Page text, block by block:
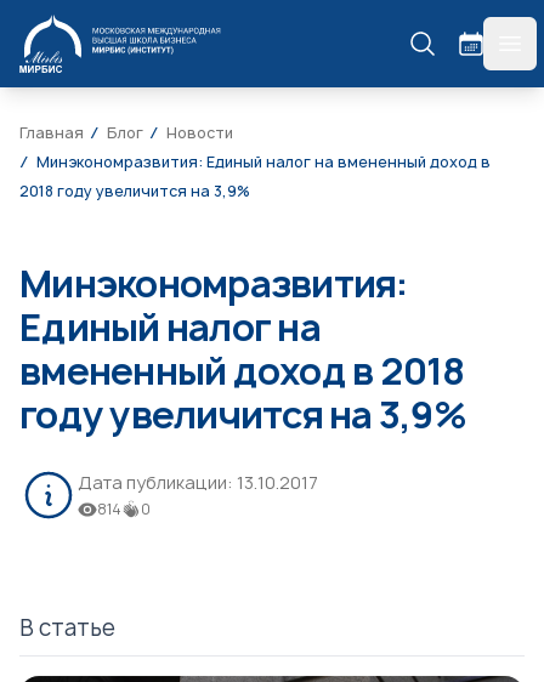
МИРБИС
Главная Блог
Новости
Минэкономразвития: Единый налог на вмененный доход в
2018 году увеличится на 3,9%
Минэкономразвития:
Единый налог на
вмененный доход в 2018
году увеличится на 3,9%
Дата публикации: 13.10.2017
814 0
В статье